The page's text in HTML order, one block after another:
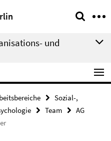
und
Sozial-,
Team
AG